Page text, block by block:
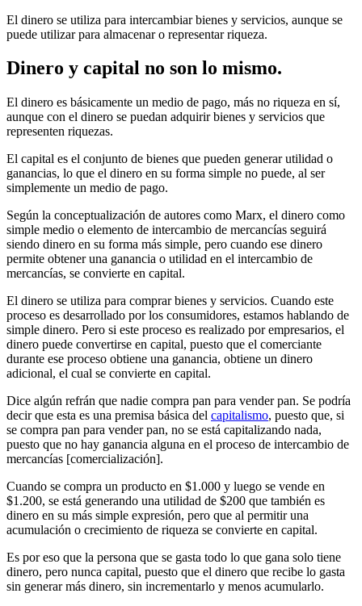
El dinero se utiliza para intercambiar bienes y servicios, aunque se
puede utilizar para almacenar o representar riqueza.
Dinero y capital no son lo mismo.
El dinero es básicamente un medio de pago, más no riqueza en sí,
aunque con el dinero se puedan adquirir bienes y servicios que
representen riquezas.
El capital es el conjunto de bienes que pueden generar utilidad o
ganancias, lo que el dinero en su forma simple no puede, al ser
simplemente un medio de pago.
Según la conceptualización de autores como Marx, el dinero como
simple medio o elemento de intercambio de mercancías seguirá
siendo dinero en su forma más simple, pero cuando ese dinero
permite obtener una ganancia o utilidad en el intercambio de
mercancías, se convierte en capital.
El dinero se utiliza para comprar bienes y servicios. Cuando este
proceso es desarrollado por los consumidores, estamos hablando de
simple dinero. Pero si este proceso es realizado por empresarios, el
dinero puede convertirse en capital, puesto que el comerciante
durante ese proceso obtiene una ganancia, obtiene un dinero
adicional, el cual se convierte en capital.
Dice algún refrán que nadie compra pan para vender pan. Se podría
decir que esta es una premisa básica del capitalismo, puesto que, si
se compra pan para vender pan, no se está capitalizando nada,
puesto que no hay ganancia alguna en el proceso de intercambio de
mercancías [comercialización].
Cuando se compra un producto en $1.000 y luego se vende en
$1.200, se está generando una utilidad de $200 que también es
dinero en su más simple expresión, pero que al permitir una
acumulación o crecimiento de riqueza se convierte en capital.
Es por eso que la persona que se gasta todo lo que gana solo tiene
dinero, pero nunca capital, puesto que el dinero que recibe lo gasta
sin generar más dinero, sin incrementarlo y menos acumularlo.